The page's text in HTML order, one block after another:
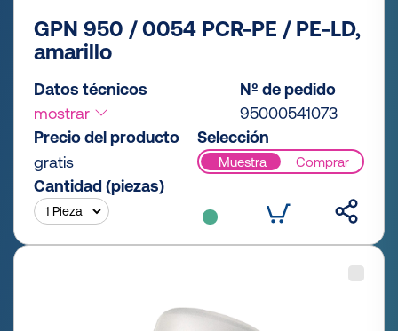
GPN 950 / 0054 PCR-PE / PE-LD,
amarillo
Datos técnicos
mostrar
Nº de pedido
95000541073
Precio del producto
gratis
Selección
Muestra Comprar
Cantidad (piezas)